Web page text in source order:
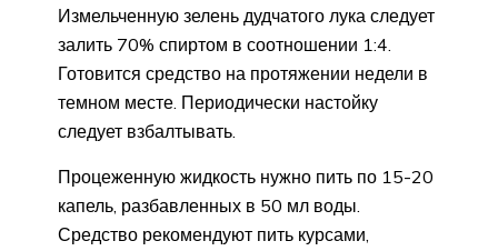
Измельченную зелень дудчатого лука следует
залить 70% спиртом в соотношении 1:4.
Готовится средство на протяжении недели в
темном месте. Периодически настойку
следует взбалтывать.
Процеженную жидкость нужно пить по 15-20
капель, разбавленных в 50 мл воды.
Средство рекомендуют пить курсами,